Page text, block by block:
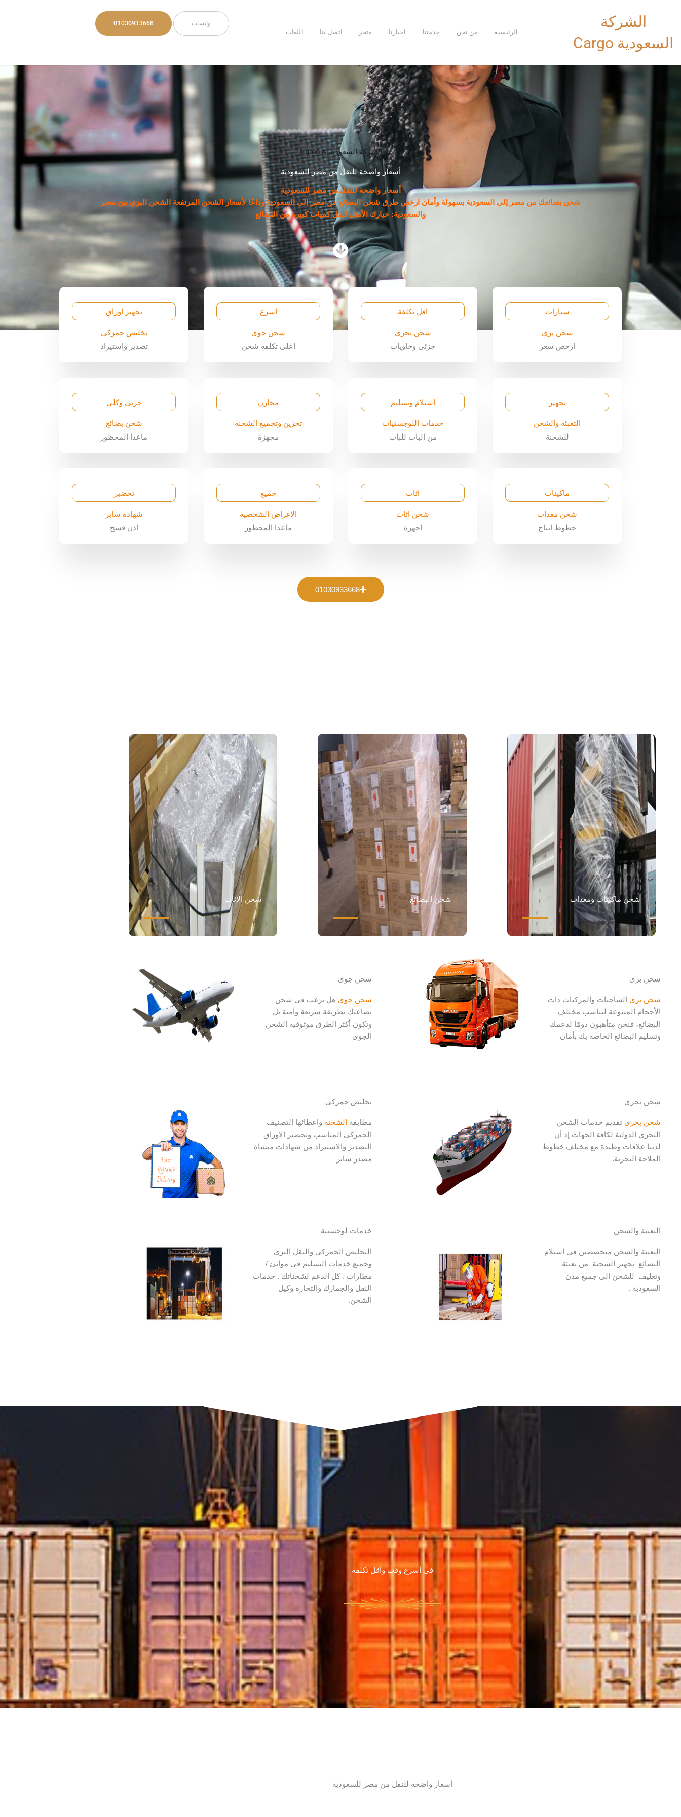
الشركة
السعودية Cargo
الرئيسية من نحن خدمتنا اخبارنا متجر اتصل بنا اللغات
واتساب 01030933668
الشركة السعودية & Cargo
أسعار واضحة للنقل من مصر للسعودية
أسعار واضحة للنقل من مصر للسعودية
شحن بضائعك من مصر إلى السعودية بسهولة وأمان ارخص طرق شحن البضائع من مصر إلى السعودية وداعًا لأسعار الشحن المرتفعة الشحن البري بين مصر
والسعودية: خيارك الأمثل لنقل كميات كبيرة من البضائع
سيارات
شحن بري
ارخص سعر
اقل تكلفة
شحن بحري
جزئى وحاويات
اسرع
شحن جوي
اعلى تكلفة شحن
تجهيز اوراق
تخليص جمركى
تصدير واستيراد
تجهيز
التعبئة والشحن
للشحنة
استلام وتسليم
خدمات اللوجستيات
من الباب للباب
مخازن
تخزين وتجميع الشحنة
مجهزة
جزئى وكلى
شحن بضائع
ماعدا المحظور
ماكينات
شحن معدات
خطوط انتاج
اثاث
شحن اثاث
اجهزة
جميع
الاغراض الشخصية
ماعدا المحظور
تحضير
شهادة سابر
اذن فسح
01030933668
شحن ماكينات ومعدات شحن البضائع شحن الاثاث
شحن برى
شحن برى الشاحنات والمركبات ذات
الأحجام المتنوعة لتناسب مختلف
البضائع، فنحن متأهبون دومًا لدعمك
وتسليم البضائع الخاصة بك بأمان
شحن بحرى
شحن بحرى تقديم خدمات الشحن
البحري الدولية لكافة الجهات إذ أن
لدينا علاقات وطيدة مع مختلف خطوط
الملاحة البحرية.
التعبئة والشحن
التعبئة والشحن متخصصين في استلام
البضائع تجهيز الشحنة من تعبئة
وتغليف للشحن الى جميع مدن
السعودبة .
شحن جوى
شحن جوى هل ترغب في شحن
بضاعتك بطريقة سريعة وآمنة بل
وتكون أكثر الطرق موثوقية الشحن
الجوى
تخليص جمركى
مطابقة الشحنة واعطائها التصنيف
الجمركي المناسب وتحضير الاوراق
التصدير والاستيراد من شهادات منشاة
مصدر سابر
خدمات لوجستية
التخليص الجمركي والنقل البري
وجميع خدمات التسليم في موانئ /
مطارات . كل الدعم لشحناتك . خدمات
النقل والجمارك والتجارة وكيل
الشحن.
فى اسرع وقت واقل تكلفة
أسعار واضحة للنقل من مصر للسعودية